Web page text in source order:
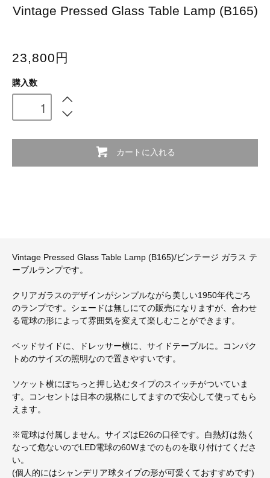
Vintage Pressed Glass Table Lamp (B165)
23,800円
購入数
カートに入れる
Vintage Pressed Glass Table Lamp (B165)/ビンテージ ガラス テ
ーブルランプです。
クリアガラスのデザインがシンプルながら美しい1950年代ごろ
のランプです。シェードは無しにての販売になりますが、合わせ
る電球の形によって雰囲気を変えて楽しむことができます。
ベッドサイドに、ドレッサー横に、サイドテーブルに。コンパク
トめのサイズの照明なので置きやすいです。
ソケット横にぽちっと押し込むタイプのスイッチがついていま
す。コンセントは日本の規格にしてますので安心して使ってもら
えます。
※電球は付属しません。サイズはE26の口径です。白熱灯は熱く
なって危ないのでLED電球の60Wまでのものを取り付けてくださ
い。
(個人的にはシャンデリア球タイプの形が可愛くておすすめです)